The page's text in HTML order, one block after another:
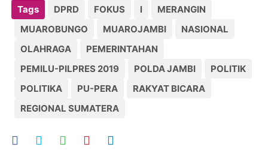
Tags DPRD FOKUS l
MERANGIN
MUAROBUNGO
MUAROJAMBI
NASIONAL
OLAHRAGA
PEMERINTAHAN
PEMILU-PILPRES 2019
POLDA JAMBI
POLITIK
POLITIKA
PU-PERA
RAKYAT BICARA
REGIONAL SUMATERA